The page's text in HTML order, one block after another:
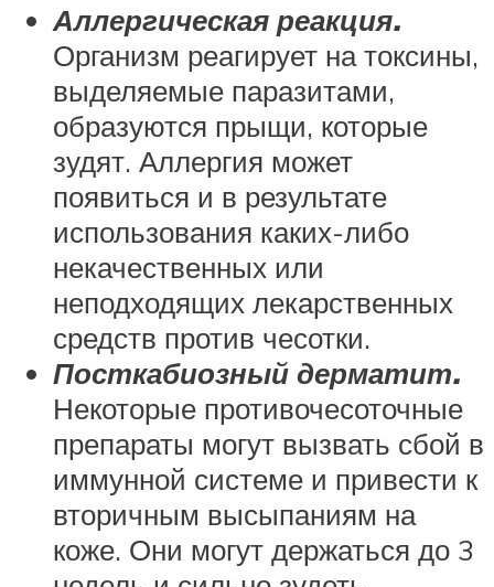
Аллергическая реакция.
Организм реагирует на токсины,
выделяемые паразитами,
образуются прыщи, которые
зудят. Аллергия может
появиться и в результате
использования каких-либо
некачественных или
неподходящих лекарственных
средств против чесотки.
Посткабиозный дерматит.
Некоторые противочесоточные
препараты могут вызвать сбой в
иммунной системе и привести к
вторичным высыпаниям на
коже. Они могут держаться до 3